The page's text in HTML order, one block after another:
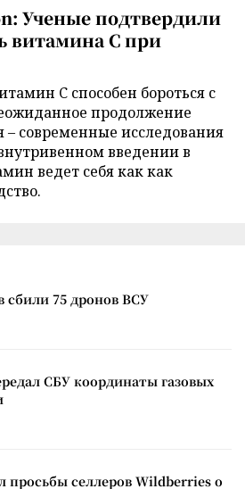
Ученые подтвердили
витамина C при
C способен бороться с
продолжение
– современные исследования
введении в
ведет себя как как
сбили 75 дронов ВСУ
СБУ координаты газовых
селлеров Wildberries о